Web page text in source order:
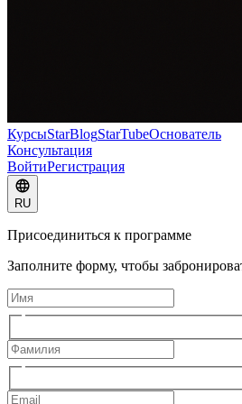
КурсыStarBlogStarTubeОснователь
Консультация
ВойтиРегистрация
RU
Присоединиться к программе
Заполните форму, чтобы